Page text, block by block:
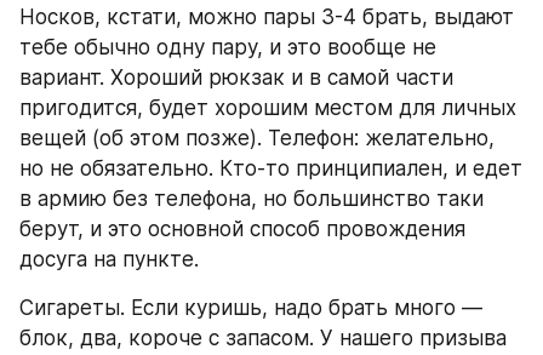
Носков, кстати, можно пары 3-4 брать, выдают
тебе обычно одну пару, и это вообще не
вариант. Хороший рюкзак и в самой части
пригодится, будет хорошим местом для личных
вещей (об этом позже). Телефон: желательно,
но не обязательно. Кто-то принципиален, и едет
в армию без телефона, но большинство таки
берут, и это основной способ провождения
досуга на пункте.
Сигареты. Если куришь, надо брать много —
блок, два, короче с запасом. У нашего призыва